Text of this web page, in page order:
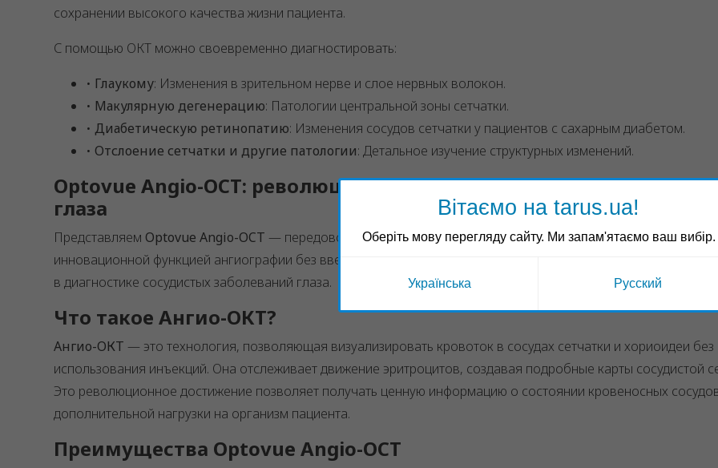
сохранении высокого качества жизни пациента.
С помощью ОКТ можно своевременно диагностировать:
• Глаукому: Изменения в зрительном нерве и слое нервных волокон.
• Макулярную дегенерацию: Патологии центральной зоны сетчатки.
• Диабетическую ретинопатию: Изменения сосудов сетчатки у пациентов с сахарным диабетом.
• Отслоение сетчатки и другие патологии: Детальное изучение структурных изменений.
Optovue Angio-OCT: революция в визуализации сосудистой
глаза
Представляем Optovue Angio-OCT — передовое устройство, объединяющее возможности классической ОКТ
инновационной функцией ангиографии без введения контрастных веществ. Этот прибор открывает новые
в диагностике сосудистых заболеваний глаза.
Что такое Ангио-ОКТ?
Ангио-ОКТ — это технология, позволяющая визуализировать кровоток в сосудах сетчатки и хориоидеи без
использования инъекций. Она отслеживает движение эритроцитов, создавая подробные карты сосудистой
Это революционное достижение позволяет получать ценную информацию о состоянии кровеносных
дополнительной нагрузки на организм пациента.
Преимущества Optovue Angio-OCT
Вітаємо на tarus.ua!
Оберіть мову перегляду сайту. Ми запам'ятаємо ваш вибір.
Українська Русский